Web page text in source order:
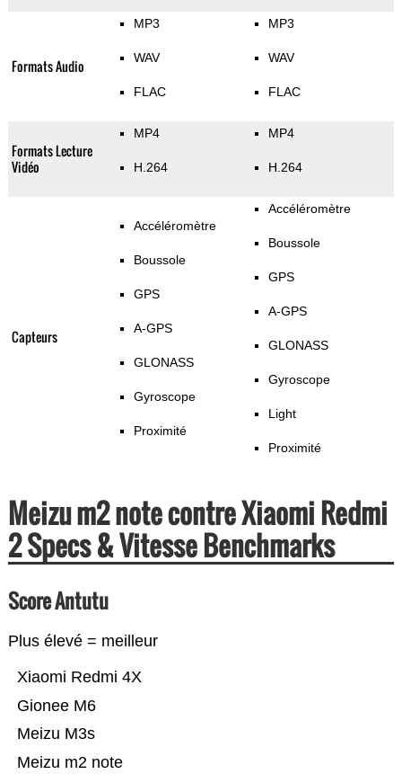
Formats Audio
MP3
WAV
FLAC
MP3
WAV
FLAC
Formats Lecture
Vidéo
MP4
H.264
MP4
H.264
Capteurs
Accéléromètre
Boussole
GPS
A-GPS
GLONASS
Gyroscope
Proximité
Accéléromètre
Boussole
GPS
A-GPS
GLONASS
Gyroscope
Light
Proximité
Meizu m2 note contre Xiaomi Redmi
2 Specs & Vitesse Benchmarks
Score Antutu
Plus élevé = meilleur
Meizu m2 note
Meizu M3s
Gionee M6
Xiaomi Redmi 4X